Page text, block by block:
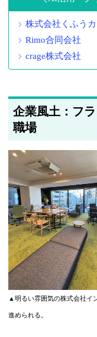
株式会社くふう
Rimo合同会社
crage株式会社
企業風土：フ
職場
▲明るい雰囲気の株式会社イ
進められる。